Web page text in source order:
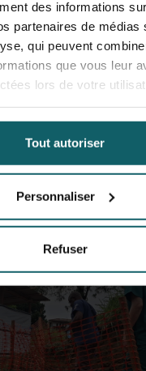
des informations
partenaires de médias
qui peuvent
que vous leur
lors de votre
Tout autoriser
Personnaliser
Refuser
l'efficacité des
mortalité 28 jours
s'avère
à tous les patients.